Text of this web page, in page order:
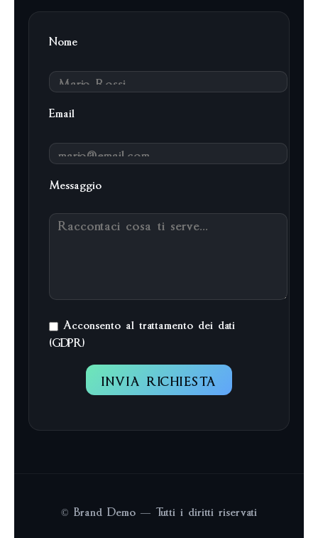
Nome
Email
Messaggio
Acconsento al trattamento dei dati
(GDPR)
INVIA RICHIESTA
© Brand Demo — Tutti i diritti riservati